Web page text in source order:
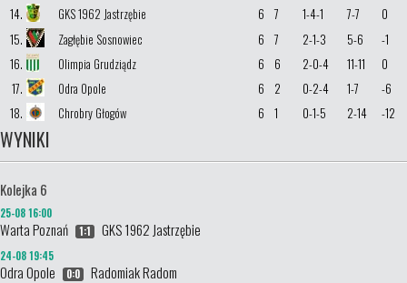
14.
GKS 1962 Jastrzębie 6 7 1-4-1 7-7
0
15.
Zagłębie Sosnowiec 6 7 2-1-3 5-6
-1
16.
Olimpia Grudziądz 6 6 2-0-4 11-11
0
17.
Odra Opole 6 2 0-2-4 1-7
-6
18.
Chrobry Głogów 6 1 0-1-5 2-14 -12
WYNIKI
Kolejka 6
25-08 16:00
Warta Poznań 1:1 GKS 1962 Jastrzębie
24-08 19:45
Odra Opole 0:0 Radomiak Radom